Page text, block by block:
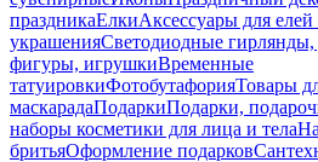
праздникаЕлкиАксессуары для
украшенияСветодиодные гирлянды,
фигуры, игрушкиВременные
татуировкиФотобутафорияТовары
маскарадаПодаркиПодарки,
наборы косметики для лица и тела
бритьяОформление подарков